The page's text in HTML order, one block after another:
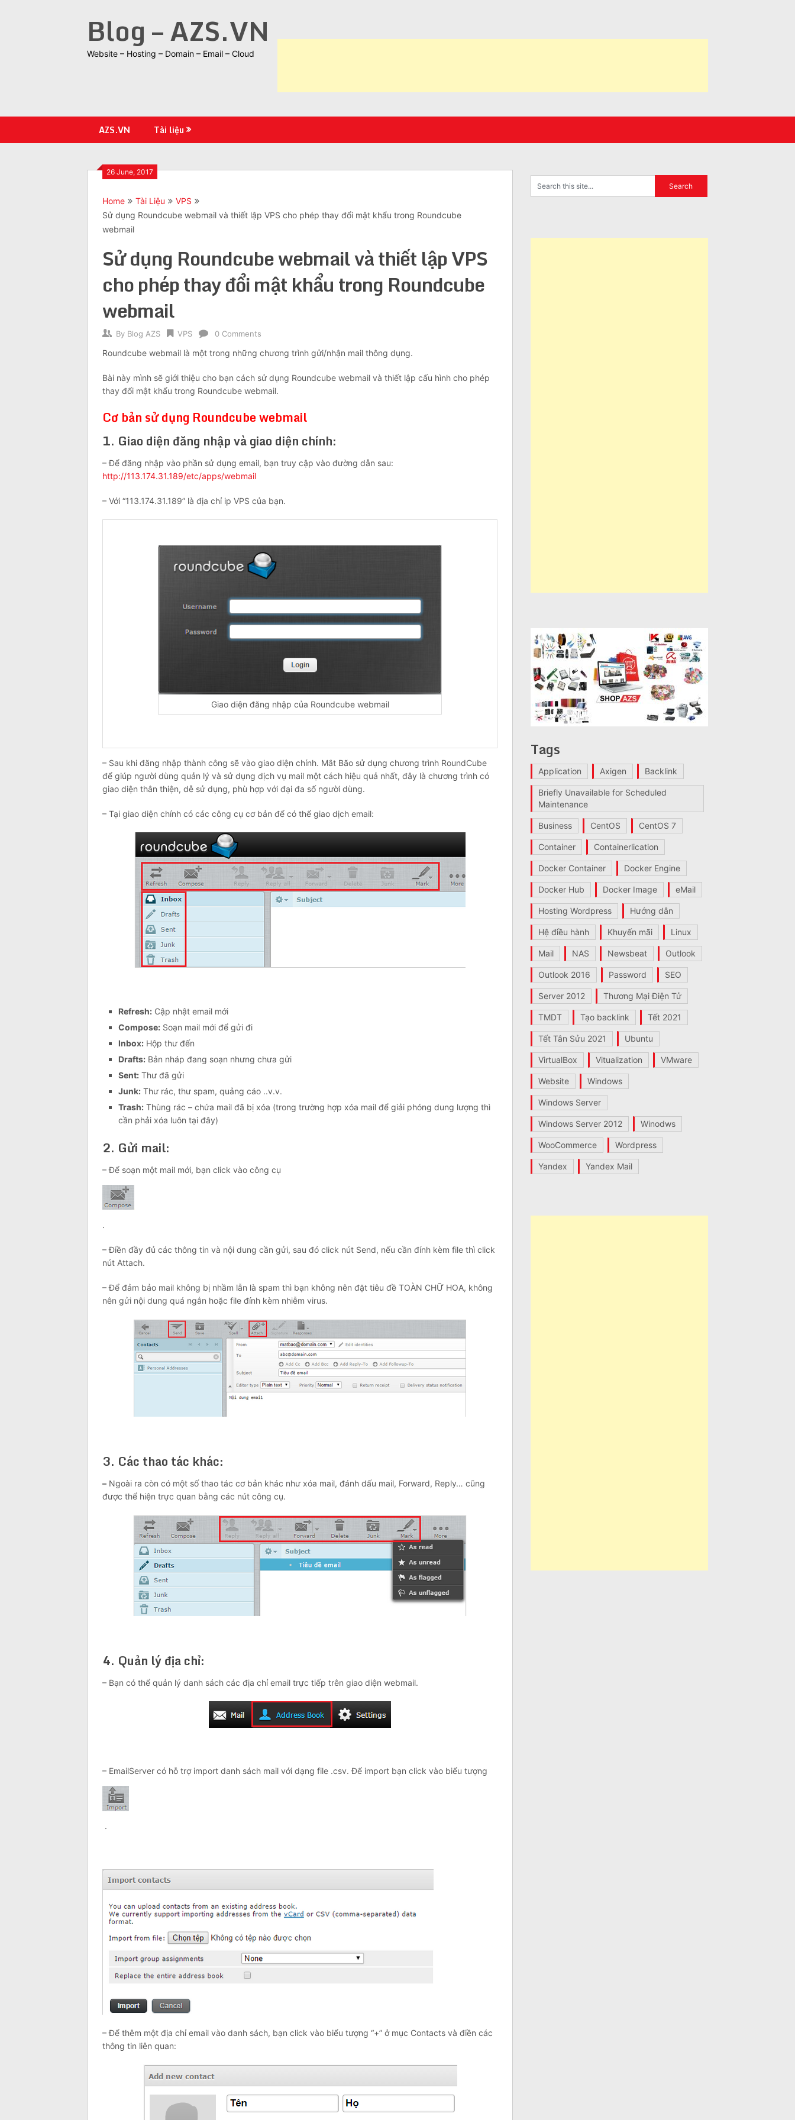
Blog – AZS.VN
Website – Hosting – Domain – Email – Cloud
AZS.VN Tài liệu
26 June, 2017
Home Tài Liệu
VPS
Sử dụng Roundcube webmail và thiết lập VPS cho phép thay đổi mật khẩu trong Roundcube
webmail
Sử dụng Roundcube webmail và thiết lập VPS
cho phép thay đổi mật khẩu trong Roundcube
webmail
By Blog AZS VPS 0 Comments
Roundcube webmail là một trong những chương trình gửi/nhận mail thông dụng.
Bài này mình sẽ giới thiệu cho bạn cách sử dụng Roundcube webmail và thiết lập cấu hình cho phép
thay đổi mật khẩu trong Roundcube webmail.
Cơ bản sử dụng Roundcube webmail
1. Giao diện đăng nhập và giao diện chính:
– Để đăng nhập vào phần sử dụng email, bạn truy cập vào đường dẫn sau:
http://113.174.31.189/etc/apps/webmail
– Với “113.174.31.189” là địa chỉ ip VPS của bạn.
Giao diện đăng nhập của Roundcube webmail
– Sau khi đăng nhập thành công sẽ vào giao diện chính. Mắt Bão sử dụng chương trình RoundCube
để giúp người dùng quản lý và sử dụng dịch vụ mail một cách hiệu quả nhất, đây là chương trình có
giao diện thân thiện, dễ sử dụng, phù hợp với đại đa số người dùng.
– Tại giao diện chính có các công cụ cơ bản để có thể giao dịch email:
Refresh:Cập nhật email mới
Compose:Soạn mail mới để gửi đi
Inbox:Hộp thư đến
Drafts:Bản nháp đang soạn nhưng chưa gửi
Sent:Thư đã gửi
Junk:Thư rác, thư spam, quảng cáo ..v.v.
Trash:Thùng rác – chứa mail đã bị xóa (trong trường hợp xóa mail để giải phóng dung lượng thì
cần phải xóa luôn tại đây)
2. Gửi mail:
– Để soạn một mail mới, bạn click vào công cụ
.
– Điền đầy đủ các thông tin và nội dung cần gửi, sau đó click nút Send, nếu cần đính kèm file thì click
nút Attach.
– Để đảm bảo mail không bị nhầm lẫn là spam thì bạn không nên đặt tiêu đề TOÀN CHỮ HOA, không
nên gửi nội dung quá ngắn hoặc file đính kèm nhiễm virus.
3. Các thao tác khác:
– Ngoài ra còn có một số thao tác cơ bản khác như xóa mail, đánh dấu mail, Forward, Reply… cũng
được thể hiện trực quan bằng các nút công cụ.
4. Quản lý địa chỉ:
– Bạn có thể quản lý danh sách các địa chỉ email trực tiếp trên giao diện webmail.
– EmailServer có hỗ trợ import danh sách mail với dạng file .csv. Để import bạn click vào biểu tượng
.
– Để thêm một địa chỉ email vào danh sách, bạn click vào biểu tượng “+” ở mục Contacts và điền các
thông tin liên quan:
Tags
Application Axigen Backlink
Briefly Unavailable for Scheduled
Maintenance
Business CentOS CentOS 7
Container Containerlication
Docker Container Docker Engine
Docker Hub Docker Image eMail
Hosting Wordpress Hướng dẫn
Hệ điều hành Khuyến mãi Linux
Mail NAS Newsbeat Outlook
Outlook 2016 Password SEO
Server 2012 Thương Mại Điện Tử
TMDT Tạo backlink Tết 2021
Tết Tân Sửu 2021 Ubuntu
VirtualBox Vitualization VMware
Website Windows
Windows Server
Windows Server 2012 Winodws
WooCommerce Wordpress
Yandex Yandex Mail